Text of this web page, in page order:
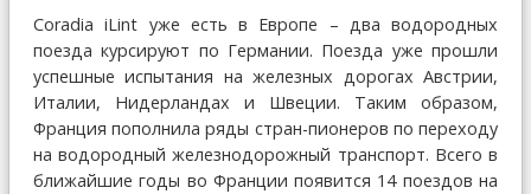
Coradia iLint уже есть в Европе – два водородных
поезда курсируют по Германии. Поезда уже прошли
успешные испытания на железных дорогах Австрии,
Италии, Нидерландах и Швеции. Таким образом,
Франция пополнила ряды стран-пионеров по переходу
на водородный железнодорожный транспорт. Всего в
ближайшие годы во Франции появится 14 поездов на